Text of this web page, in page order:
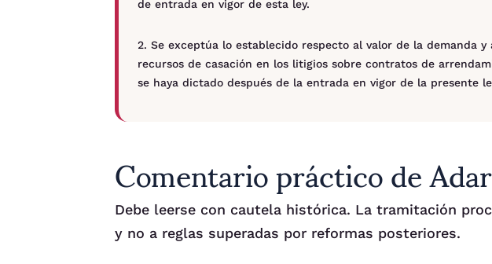
de entrada en vigor de esta ley.
2. Se exceptúa lo establecido respecto al valor de la demanda
recursos de casación en los litigios sobre contratos de
se haya dictado después de la entrada en vigor de la presente
Comentario práctico de
Debe leerse con cautela histórica. La tramitación
y no a reglas superadas por reformas posteriores.